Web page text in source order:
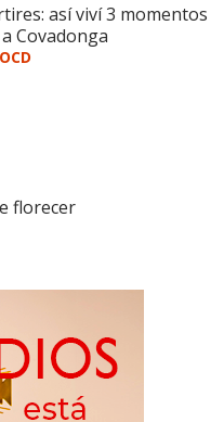
así viví 3 momentos
Covadonga
florecer